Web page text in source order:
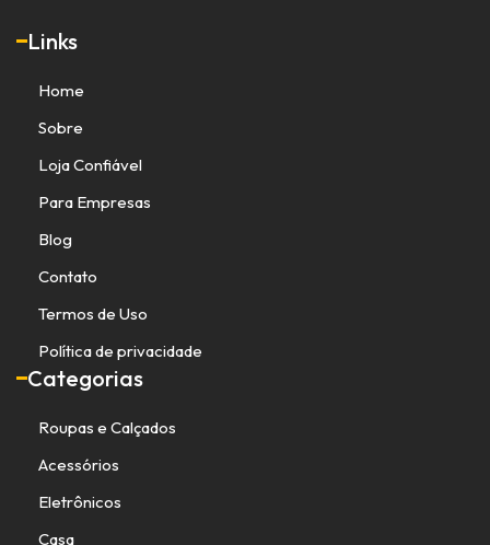
Links
Home
Sobre
Loja Confiável
Para Empresas
Blog
Contato
Termos de Uso
Política de privacidade
Categorias
Roupas e Calçados
Acessórios
Eletrônicos
Casa